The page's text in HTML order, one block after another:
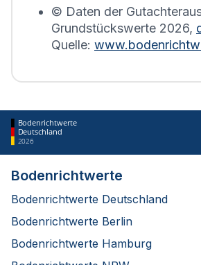
© Daten der
Grundstückswerte 2026,
Quelle:
Bodenrichtwerte
Deutschland
2026
Bodenrichtwerte
Bodenrichtwerte Deutschland
Bodenrichtwerte Berlin
Bodenrichtwerte Hamburg